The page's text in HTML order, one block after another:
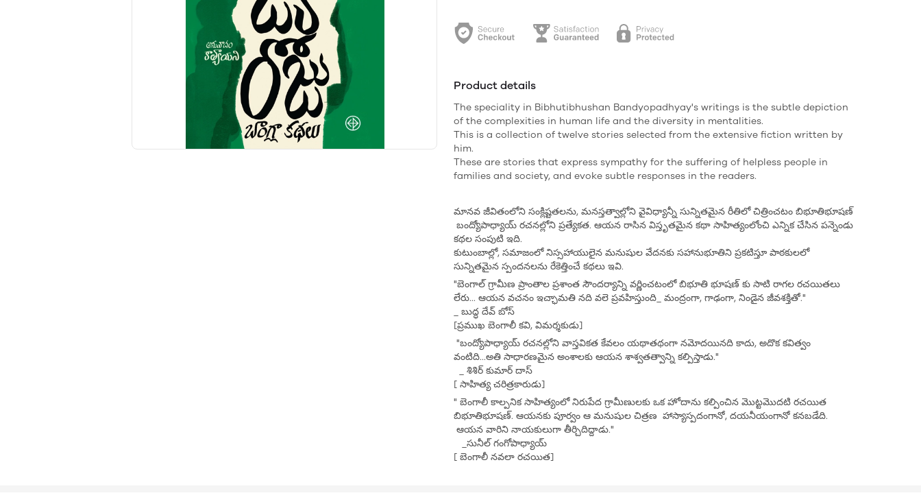
Product details
The speciality in Bibhutibhushan Bandyopadhyay's writings is the subtle depiction
of the complexities in human life and the diversity in mentalities.
This is a collection of twelve stories selected from the extensive fiction written by
him.
These are stories that express sympathy for the suffering of helpless people in
families and society, and evoke subtle responses in the readers.
మానవ జీవితంలోని సంక్లిష్టతలను, మనస్తత్వాల్లోని వైవిధ్యాన్నీ సున్నితమైన రీతిలో చిత్రించటం బిభూతిభూషణ్
బంద్యోపాధ్యాయ్ రచనల్లోని ప్రత్యేకత. ఆయన రాసిన విస్తృతమైన కథా సాహిత్యంలోంచి ఎన్నిక చేసిన పన్నెండు
కథల సంపుటి ఇది.
కుటుంబాల్లో, సమాజంలో నిస్సహాయులైన మనుషుల వేదనకు సహానుభూతిని ప్రకటిస్తూ పాఠకులలో
సున్నితమైన స్పందనలను రేకెత్తించే కథలు ఇవి.
"బెంగాల్ గ్రామీణ ప్రాంతాల ప్రశాంత సౌందర్యాన్ని వర్ణించటంలో బిభూతి భూషణ్ కు సాటి రాగల రచయితలు
లేరు... ఆయన వచనం ఇచ్ఛామతి నది వలె ప్రవహిస్తుంది_ మంద్రంగా, గాఢంగా, నిండైన జీవశక్తితో."
_ బుద్ధ దేవ్ బోస్
[ప్రముఖ బెంగాలీ కవి, విమర్శకుడు]
"బంద్యోపాధ్యాయ్ రచనల్లోని వాస్తవికత కేవలం యథాతథంగా నమోదయినది కాదు, అదొక కవిత్వం
వంటిది...అతి సాధారణమైన అంశాలకు ఆయన శాశ్వతత్వాన్ని కల్పిస్తాడు."
_ శిశిర్ కుమార్ దాస్
[ సాహిత్య చరిత్రకారుడు]
" బెంగాలీ కాల్పనిక సాహిత్యంలో నిరుపేద గ్రామీణులకు ఒక హోదాను కల్పించిన మొట్టమొదటి రచయిత
బిభూతిభూషణ్. ఆయనకు పూర్వం ఆ మనుషుల చిత్రణ హాస్యాస్పదంగానో, దయనీయంగానో కనబడేది.
ఆయన వారిని నాయకులుగా తీర్చిదిద్దాడు."
_సునీల్ గంగోపాధ్యాయ్
[ బెంగాలీ నవలా రచయిత]